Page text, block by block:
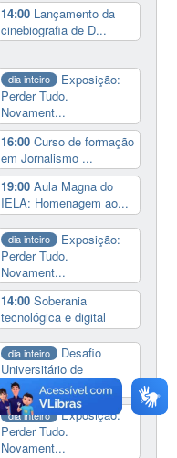
14:00 Lançamento da
cinebiografia de D...
dia inteiro
Exposição:
Perder Tudo.
Novament...
16:00Curso de formação
em Jornalismo ...
19:00Aula Magna do
IELA: Homenagem ao...
dia inteiro
Exposição:
Perder Tudo.
Novament...
14:00Soberania
tecnológica e digital
dia inteiro
Desafio
Universitário de
Nautide...
dia inteiro
Exposição:
Perder Tudo.
Novament...